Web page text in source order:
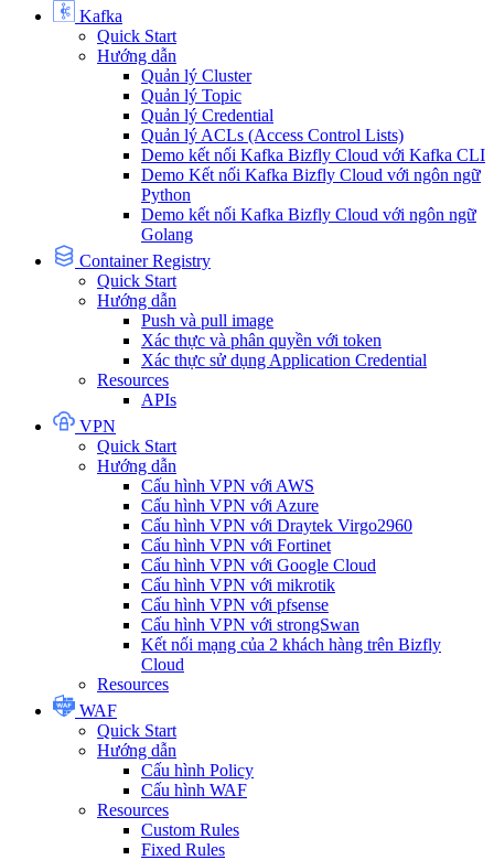
Kafka
Quick Start
Hướng dẫn
Quản lý Cluster
Quản lý Topic
Quản lý Credential
Quản lý ACLs (Access Control Lists)
Demo kết nối Kafka Bizfly Cloud với Kafka CLI
Demo Kết nối Kafka Bizfly Cloud với ngôn ngữ
Python
Demo kết nối Kafka Bizfly Cloud với ngôn ngữ
Golang
Container Registry
Quick Start
Hướng dẫn
Push và pull image
Xác thực và phân quyền với token
Xác thực sử dụng Application Credential
Resources
APIs
VPN
Quick Start
Hướng dẫn
Cấu hình VPN với AWS
Cấu hình VPN với Azure
Cấu hình VPN với Draytek Virgo2960
Cấu hình VPN với Fortinet
Cấu hình VPN với Google Cloud
Cấu hình VPN với mikrotik
Cấu hình VPN với pfsense
Cấu hình VPN với strongSwan
Kết nối mạng của 2 khách hàng trên Bizfly
Cloud
Resources
WAF
Quick Start
Hướng dẫn
Cấu hình Policy
Cấu hình WAF
Resources
Custom Rules
Fixed Rules